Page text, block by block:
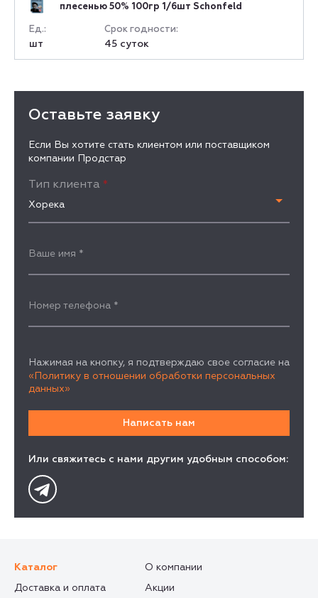
плесенью 50% 100гр 1/6шт Schonfeld
Срок годности:
45 суток
Ед.:
шт
Оставьте заявку
Если Вы хотите стать клиентом или поставщиком
компании Продстар
Тип клиента *
Хорека
Ваше имя *
Номер телефона *
Нажимая на кнопку, я подтверждаю свое согласие на
«Политику в отношении обработки персональных
данных»
Или свяжитесь с нами другим удобным способом:
Каталог
О компании
Доставка и оплата
Акции